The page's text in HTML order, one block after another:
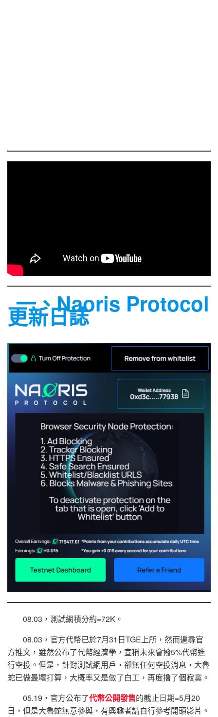
一、Naoris Protocol
更新日誌
08.03，測試網積分約=72K。
08.03，官方代幣已於7月31日TGE上所，然而遍尋官
方推文，雖然公布了代幣經濟學，宣稱未來會撥5%代幣進
行空投。但是，針對測試網用戶，卻無任何空投消息，大魯
蛇已做最壞打算，大概率又是做了白工，再度擼了個寂寞。
05.19，官方公布了代幣公開發售的截止日期=5月20
日，但是大魯蛇無意參與，有興趣者請自行參考開頭影片。